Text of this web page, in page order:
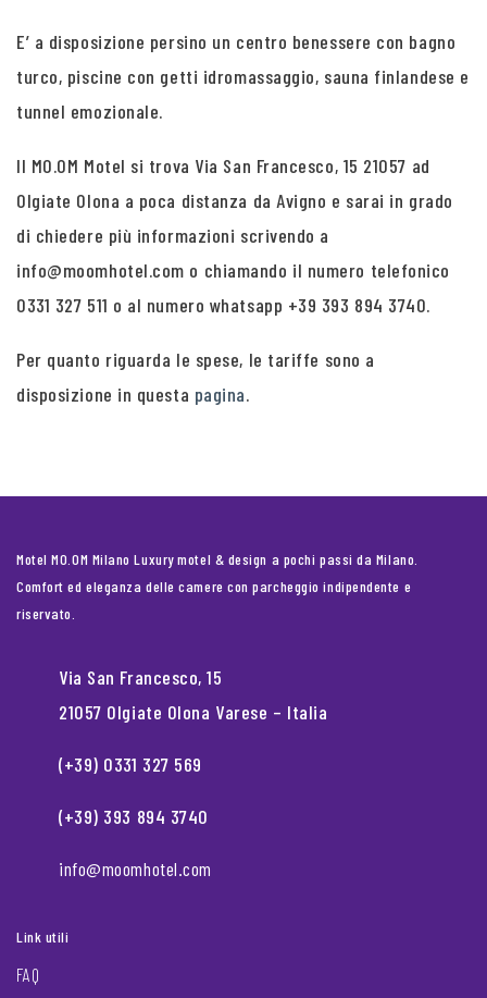
E’ a disposizione persino un centro benessere con bagno
turco, piscine con getti idromassaggio, sauna finlandese e
tunnel emozionale.
Il MO.OM Motel si trova Via San Francesco, 15 21057 ad
Olgiate Olona a poca distanza da Avigno e sarai in grado
di chiedere più informazioni scrivendo a
info@moomhotel.com o chiamando il numero telefonico
0331 327 511 o al numero whatsapp +39 393 894 3740.
Per quanto riguarda le spese, le tariffe sono a
disposizione in questa pagina.
Motel MO.OM Milano Luxury motel & design a pochi passi da Milano.
Comfort ed eleganza delle camere con parcheggio indipendente e
riservato.
Via San Francesco, 15
21057 Olgiate Olona Varese – Italia
(+39) 0331 327 569
(+39) 393 894 3740
info@moomhotel.com
Link utili
FAQ